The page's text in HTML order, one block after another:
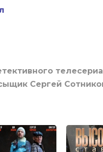
Сергей